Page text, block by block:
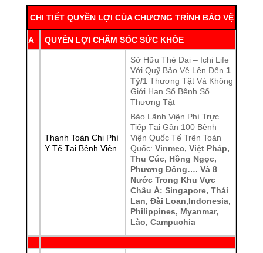
CHI TIẾT QUYỀN LỢI CỦA CHƯƠNG TRÌNH BẢO VỆ
A QUYỀN LỢI CHĂM SÓC SỨC KHỎE
Thanh Toán Chi Phí
Y Tế Tại Bệnh Viện
Sở Hữu Thẻ Dai – Ichi Life
Với Quỹ Bảo Vệ Lên Đến 1
Tỷ/1 Thương Tật Và Không
Giới Hạn Số Bệnh Số
Thương Tật
Bảo Lãnh Viện Phí Trực
Tiếp Tại Gần 100 Bệnh
Viện Quốc Tế Trên Toàn
Quốc:Vinmec, Việt Pháp,
Thu Cúc, Hồng Ngọc,
Phương Đông…. Và 8
Nước Trong Khu Vực
Châu Á: Singapore, Thái
Lan, Đài Loan,Indonesia,
Philippines, Myanmar,
Lào, Campuchia